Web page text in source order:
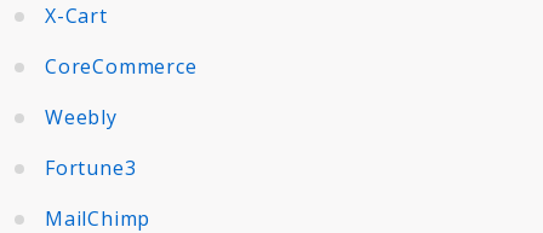
X-Cart
CoreCommerce
Weebly
Fortune3
MailChimp